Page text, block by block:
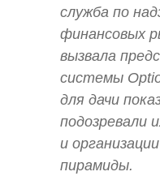
служба по
финансовых
вызвала
системы
для дачи
подозревали
и
пирамиды.